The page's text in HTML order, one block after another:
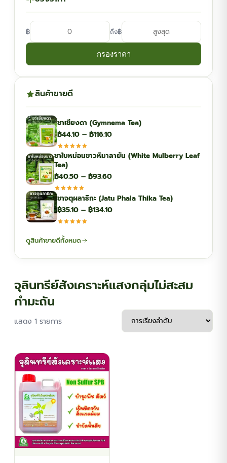
฿ ถึง฿
กรองราคา
สินค้าขายดี
ชาเชียงดา (Gymnema Tea)
฿44.10 – ฿116.10Price
฿44.10
฿116.10
ชาใบหม่อนขาวหิมาลายัน (White Mulberry Leaf
Tea)
฿40.50 – ฿93.60Price
฿40.50
through
ชาจตุผลาธิกะ (Jatu Phala Thika Tea)
฿35.10 – ฿134.10Price
ดูสินค้าขายดีทั้งหมด
จุลินทรีย์สังเคราะห์แสงกลุ่มไม่สะสม
กำมะถัน
แสดง 1 รายการ